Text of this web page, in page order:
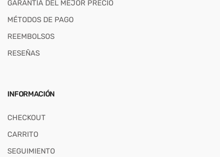
GARANTÍA DEL MEJOR PRECIO
MÉTODOS DE PAGO
REEMBOLSOS
RESEÑAS
INFORMACIÓN
CHECKOUT
CARRITO
SEGUIMIENTO